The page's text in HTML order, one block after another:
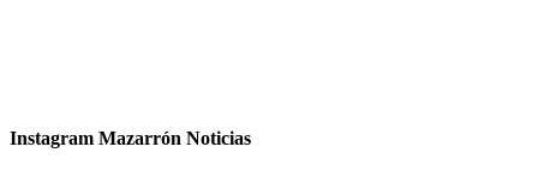
Instagram Mazarrón Noticias